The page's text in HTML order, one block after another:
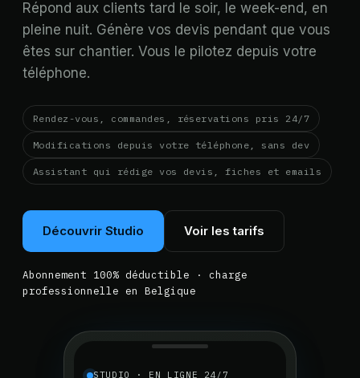
Répond aux clients tard le soir, le week-end, en
pleine nuit. Génère vos devis pendant que vous
êtes sur chantier. Vous le pilotez depuis votre
téléphone.
Rendez-vous, commandes, réservations pris 24/7
Modifications depuis votre téléphone, sans dev
Assistant qui rédige vos devis, fiches et emails
Découvrir Studio Voir les tarifs
Abonnement 100% déductible · charge
professionnelle en Belgique
STUDIO · EN LIGNE 24/7